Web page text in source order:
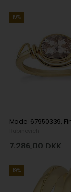
19%
7.286,00 DKK
19%